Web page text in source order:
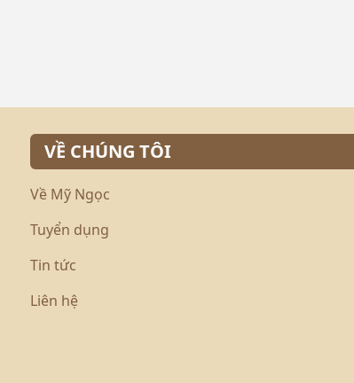
VỀ CHÚNG TÔI
Về Mỹ Ngọc
Tuyển dụng
Tin tức
Liên hệ